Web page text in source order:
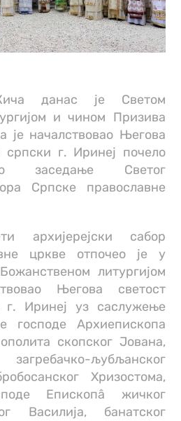
данас је Светом
и чином Призива
је началствовао Његова
српски г. Иринеј почело
заседање Светог
Српске православне
архијерејски сабор
цркве отпочео је у
литургијом
Његова светост
г. Иринеј уз саслужење
господе Архиепископа
скопског Јована,
љубљанског
Хризостома,
Епископâ жичког
Василија, банатског